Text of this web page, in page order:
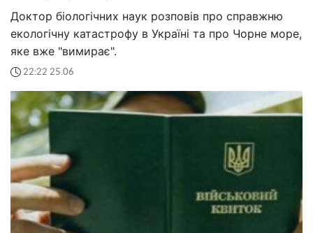
Доктор біологічних наук розповів про справжню
екологічну катастрофу в Україні та про Чорне море,
яке вже "вимирає".
22:22 25.06